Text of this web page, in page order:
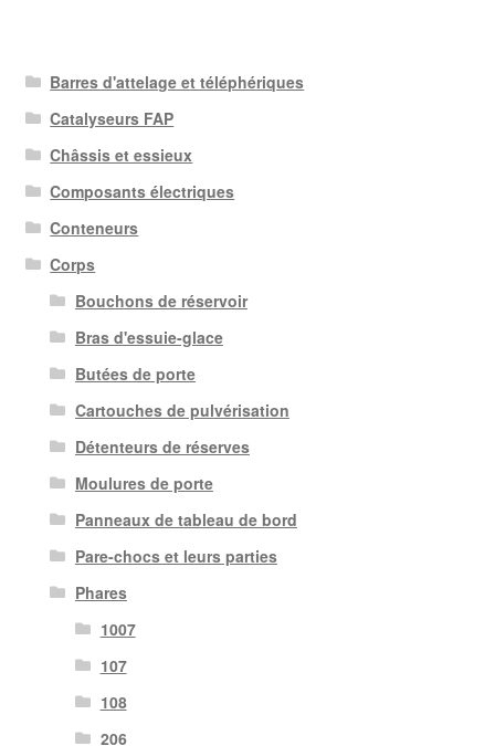
Barres d'attelage et téléphériques
Catalyseurs FAP
Châssis et essieux
Composants électriques
Conteneurs
Corps
Bouchons de réservoir
Bras d'essuie-glace
Butées de porte
Cartouches de pulvérisation
Détenteurs de réserves
Moulures de porte
Panneaux de tableau de bord
Pare-chocs et leurs parties
Phares
1007
107
108
206